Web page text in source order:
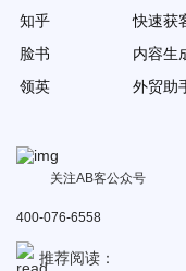
知乎
脸书
领英
快速获
内容生
外贸助
关注AB客公众号
400-076-6558
推荐阅读：